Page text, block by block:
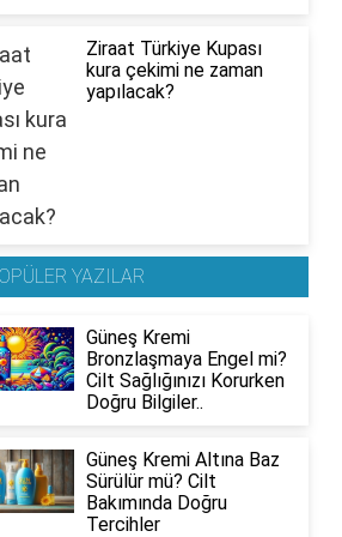
Ziraat Türkiye Kupası
kura çekimi ne zaman
yapılacak?
YAZILAR
Güneş Kremi
Bronzlaşmaya Engel mi?
Cilt Sağlığınızı Korurken
Doğru Bilgiler..
Güneş Kremi Altına Baz
Sürülür mü? Cilt
Bakımında Doğru
Tercihler